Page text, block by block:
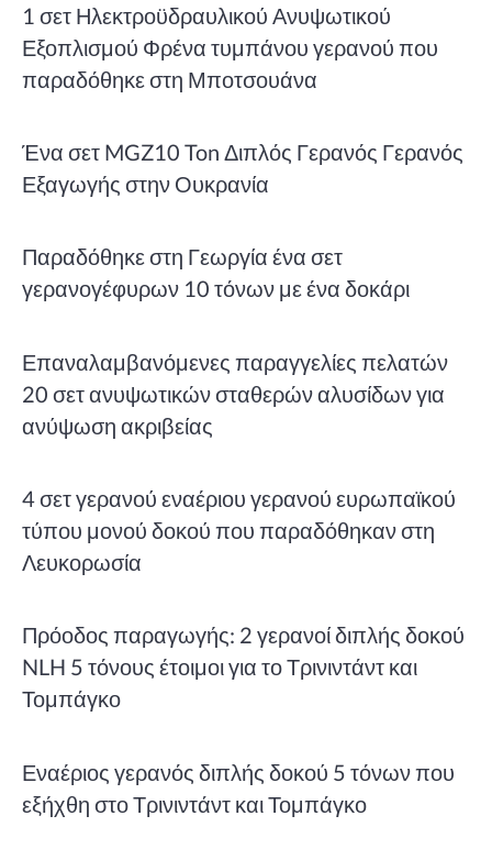
1 σετ Ηλεκτροϋδραυλικού Ανυψωτικού
Εξοπλισμού Φρένα τυμπάνου γερανού που
παραδόθηκε στη Μποτσουάνα
Ένα σετ MGZ10 Ton Διπλός Γερανός Γερανός
Εξαγωγής στην Ουκρανία
Παραδόθηκε στη Γεωργία ένα σετ
γερανογέφυρων 10 τόνων με ένα δοκάρι
Επαναλαμβανόμενες παραγγελίες πελατών
20 σετ ανυψωτικών σταθερών αλυσίδων για
ανύψωση ακριβείας
4 σετ γερανού εναέριου γερανού ευρωπαϊκού
τύπου μονού δοκού που παραδόθηκαν στη
Λευκορωσία
Πρόοδος παραγωγής: 2 γερανοί διπλής δοκού
NLH 5 τόνους έτοιμοι για το Τρινιντάντ και
Τομπάγκο
Εναέριος γερανός διπλής δοκού 5 τόνων που
εξήχθη στο Τρινιντάντ και Τομπάγκο